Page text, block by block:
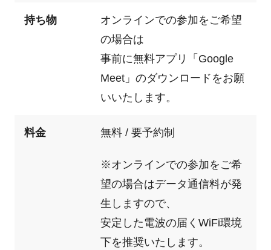
持ち物
オンラインでの参加をご希望
の場合は
事前に無料アプリ「Google
Meet」のダウンロードをお願
いいたします。
料金 無料 / 要予約制
※オンラインでの参加をご希
望の場合はデータ通信料が発
生しますので、
安定した電波の届くWiFi環境
下を推奨いたします。